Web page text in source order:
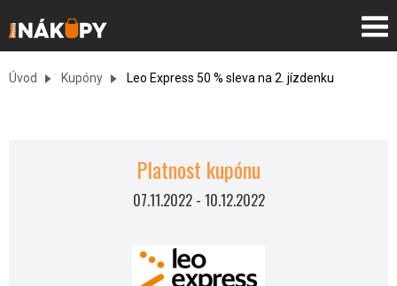
Úvod Kupóny Leo Express 50 % sleva na 2. jízdenku
Platnost kupónu
07.11.2022- 10.12.2022